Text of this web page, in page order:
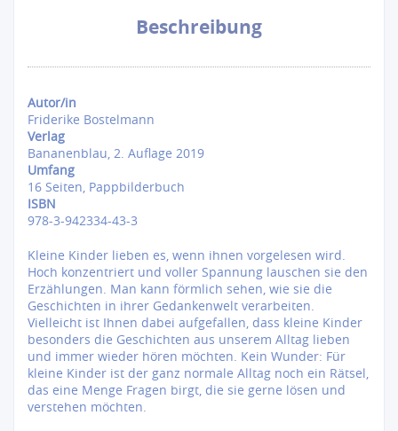
Beschreibung
Autor/in
Friderike Bostelmann
Verlag
Bananenblau, 2. Auflage 2019
Umfang
16 Seiten, Pappbilderbuch
ISBN
978-3-942334-43-3
Kleine Kinder lieben es, wenn ihnen vorgelesen wird.
Hoch konzentriert und voller Spannung lauschen sie den
Erzählungen. Man kann förmlich sehen, wie sie die
Geschichten in ihrer Gedankenwelt verarbeiten.
Vielleicht ist Ihnen dabei aufgefallen, dass kleine Kinder
besonders die Geschichten aus unserem Alltag lieben
und immer wieder hören möchten. Kein Wunder: Für
kleine Kinder ist der ganz normale Alltag noch ein Rätsel,
das eine Menge Fragen birgt, die sie gerne lösen und
verstehen möchten.